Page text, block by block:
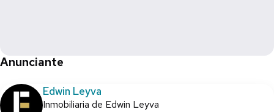
Anunciante
Edwin Leyva
Inmobiliaria de Edwin Leyva